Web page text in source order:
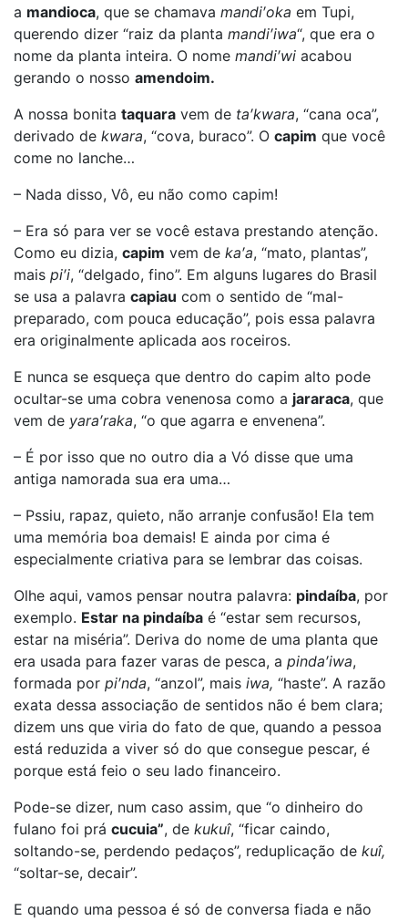
a mandioca, que se chamava mandi′oka em Tupi,
querendo dizer “raiz da planta mandi′iwa“, que era o
nome da planta inteira. O nome mandi′wi acabou
gerando o nosso amendoim.
A nossa bonita taquara vem de ta′kwara, “cana oca”,
derivado de kwara, “cova, buraco”. O capim que você
come no lanche…
– Nada disso, Vô, eu não como capim!
– Era só para ver se você estava prestando atenção.
Como eu dizia, capim vem de ka′a, “mato, plantas”,
mais pi′i, “delgado, fino”. Em alguns lugares do Brasil
se usa a palavra capiau com o sentido de “mal-
preparado, com pouca educação”, pois essa palavra
era originalmente aplicada aos roceiros.
E nunca se esqueça que dentro do capim alto pode
ocultar-se uma cobra venenosa como a jararaca, que
vem de yara′raka, “o que agarra e envenena”.
– É por isso que no outro dia a Vó disse que uma
antiga namorada sua era uma…
– Pssiu, rapaz, quieto, não arranje confusão! Ela tem
uma memória boa demais! E ainda por cima é
especialmente criativa para se lembrar das coisas.
Olhe aqui, vamos pensar noutra palavra: pindaíba, por
exemplo. Estar na pindaíba é “estar sem recursos,
estar na miséria”. Deriva do nome de uma planta que
era usada para fazer varas de pesca, a pinda′iwa,
formada por pi′nda, “anzol”, mais iwa, “haste”. A razão
exata dessa associação de sentidos não é bem clara;
dizem uns que viria do fato de que, quando a pessoa
está reduzida a viver só do que consegue pescar, é
porque está feio o seu lado financeiro.
Pode-se dizer, num caso assim, que “o dinheiro do
fulano foi prá cucuia”, de kukuî, “ficar caindo,
soltando-se, perdendo pedaços”, reduplicação de kuî,
“soltar-se, decair”.
E quando uma pessoa é só de conversa fiada e não